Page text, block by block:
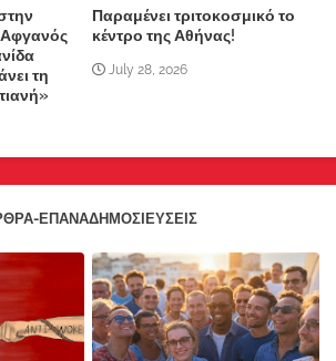
τη
Παραμένει τριτοκοσμικό το
κέντρο της Αθήνας!
July 28, 2026
ΕΠΑΝΑΔΗΜΟΣΙΕΥΣΕΙΣ